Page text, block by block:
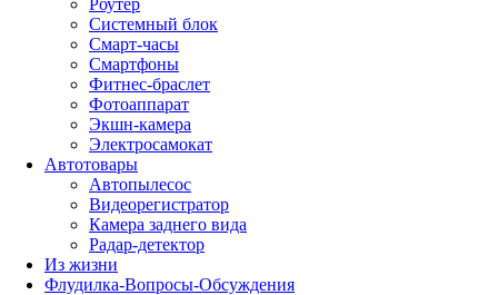
Роутер
Системный блок
Смарт-часы
Смартфоны
Фитнес-браслет
Фотоаппарат
Экшн-камера
Электросамокат
Автотовары
Автопылесос
Видеорегистратор
Камера заднего вида
Радар-детектор
Из жизни
Флудилка-Вопросы-Обсуждения